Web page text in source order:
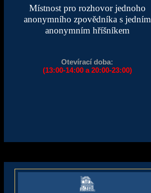
Místnost pro rozhovor jednoho
anonymního zpovědníka s jedním
anonymním hříšníkem
Otevírací doba:
(13:00-14:00 a 20:00-23:00)